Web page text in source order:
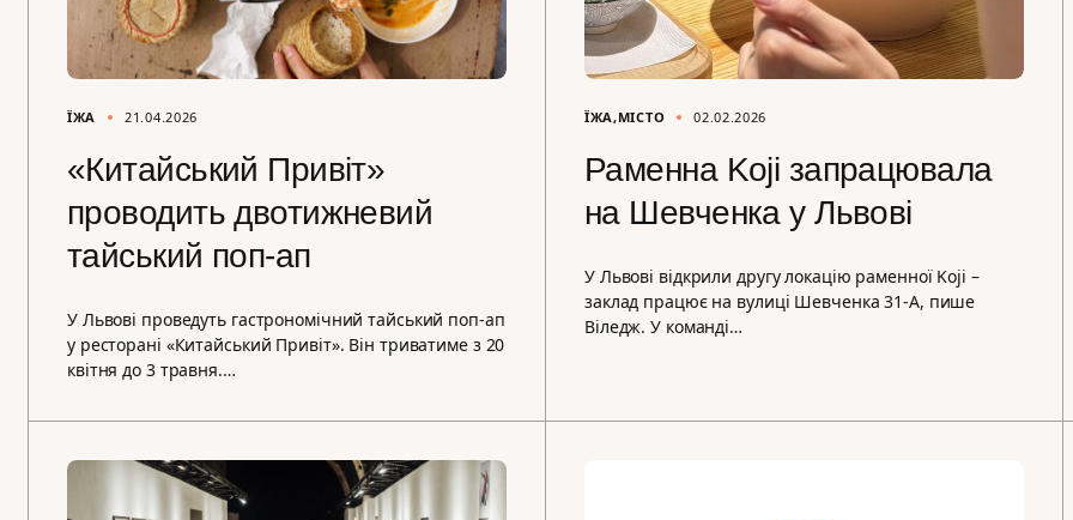
ЇЖА 21.04.2026
«Китайський Привіт»
проводить двотижневий
тайський поп-ап
У Львові проведуть гастрономічний тайський поп-ап
у ресторані «Китайський Привіт». Він триватиме з 20
квітня до 3 травня.…
ЇЖА МІСТО 02.02.2026
Раменна Koji запрацювала
на Шевченка у Львові
У Львові відкрили другу локацію раменної Koji –
заклад працює на вулиці Шевченка 31-А, пише
Віледж. У команді…